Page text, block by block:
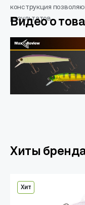
конструкция
результатов.
Видео о
Хиты
Хит